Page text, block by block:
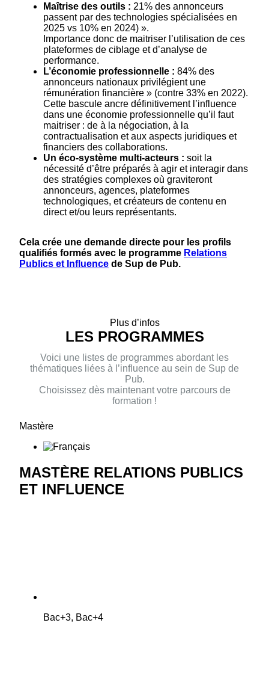
Maîtrise des outils : 21% des annonceurs
passent par des technologies spécialisées en
2025 vs 10% en 2024) ».
Importance donc de maitriser l’utilisation de ces
plateformes de ciblage et d’analyse de
performance.
L’économie professionnelle : 84% des
annonceurs nationaux privilégient une
rémunération financière » (contre 33% en 2022).
Cette bascule ancre définitivement l’influence
dans une économie professionnelle qu’il faut
maitriser : de à la négociation, à la
contractualisation et aux aspects juridiques et
financiers des collaborations.
Un éco-système multi-acteurs : soit la
nécessité d’être préparés à agir et interagir dans
des stratégies complexes où graviteront
annonceurs, agences, plateformes
technologiques, et créateurs de contenu en
direct et/ou leurs représentants.
Cela crée une demande directe pour les profils
qualifiés formés avec le programme Relations
Publics et Influence de Sup de Pub.
Plus d’infos
LES PROGRAMMES
Voici une listes de programmes abordant les
thématiques liées à l’influence au sein de Sup de
Pub.
Choisissez dès maintenant votre parcours de
formation !
Mastère
MASTÈRE RELATIONS PUBLICS
ET INFLUENCE
Bac+3, Bac+4